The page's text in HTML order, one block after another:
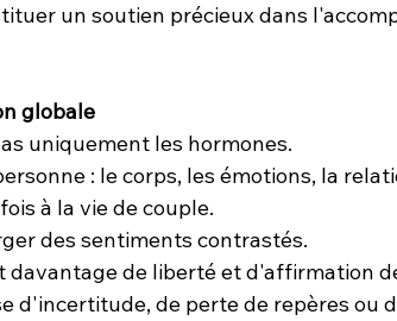
un soutien précieux dans
globale
uniquement les hormones.
: le corps, les émotions, la
à la vie de couple.
des sentiments contrastés.
de liberté et d'affirmation
d'incertitude, de perte de repères ou